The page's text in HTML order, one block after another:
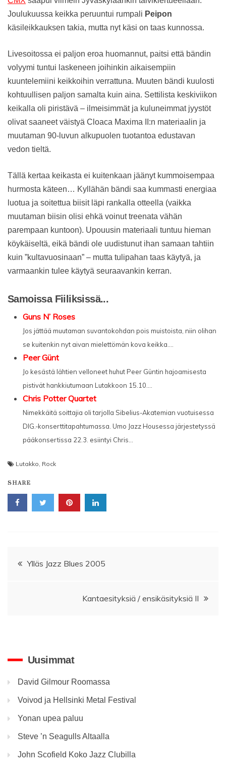
Joulukuussa keikka peruuntui rumpali Peipon
käsileikkauksen takia, mutta nyt käsi on taas kunnossa.
Livesoitossa ei paljon eroa huomannut, paitsi että bändin
volyymi tuntui laskeneen joihinkin aikaisempiin
kuuntelemiini keikkoihin verrattuna. Muuten bändi kuulosti
kohtuullisen paljon samalta kuin aina. Settilista keskiviikon
keikalla oli piristävä – ilmeisimmät ja kuluneimmat jyystöt
olivat saaneet väistyä Cloaca Maxima II:n materiaalin ja
muutaman 90-luvun alkupuolen tuotantoa edustavan
vedon tieltä.
Tällä kertaa keikasta ei kuitenkaan jäänyt kummoisempaa
hurmosta käteen… Kyllähän bändi saa kummasti energiaa
luotua ja soitettua biisit läpi rankalla otteella (vaikka
muutaman biisin olisi ehkä voinut treenata vähän
parempaan kuntoon). Upouusin materiaali tuntuu hieman
köykäiseltä, eikä bändi ole uudistunut ihan samaan tahtiin
kuin ”kultavuosinaan” – mutta tulipahan taas käytyä, ja
varmaankin tulee käytyä seuraavankin kerran.
Samoissa Fiiliksissä...
Guns N’ Roses
Jos jättää muutaman suvantokohdan pois muistoista, niin olihan
se kuitenkin nyt aivan mielettömän kova keikka....
Peer Günt
Jo kesästä lähtien velloneet huhut Peer Güntin hajoamisesta
pistivät hankkiutumaan Lutakkoon 15.10....
Chris Potter Quartet
Nimekkäitä soittajia oli tarjolla Sibelius-Akatemian vuotuisessa
DIG.-konserttitapahtumassa. Umo Jazz Housessa järjestetyssä
pääkonsertissa 22.3. esiintyi Chris...
Lutakko, Rock
SHARE
Artikkelien
Ylläs Jazz Blues 2005
Kantaesityksiä / ensikäsityksiä II
Uusimmat
David Gilmour Roomassa
Voivod ja Hellsinki Metal Festival
Yonan upea paluu
Steve ’n Seagulls Altaalla
John Scofield Koko Jazz Clubilla